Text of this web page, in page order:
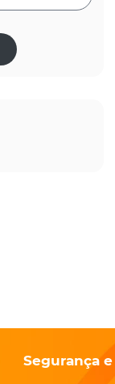
Segurança e